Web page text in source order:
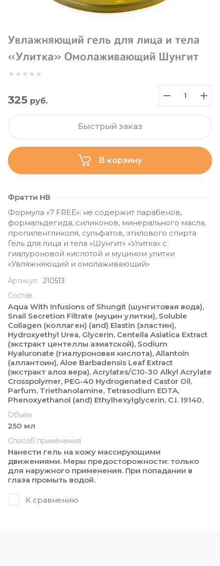
Увлажняющий гель для лица и тела
«Улитка» Омолаживающий Шунгит
325 руб.
В корзину
Быстрый заказ
Фратти НВ
Формула «7 FREE»: не содержит парабенов,
формальдегида, силиконов, минерального масла,
пропиленгликоля, сульфатов, этилового спирта
Гель для лица и тела «Шунгит» «Улитка» c
гиалуроновой кислотой и муцином улитки
«Увляжняющий и омолаживающий»
Артикул: 210513
Состав
Aqua With Infusions of Shungit (шунгитовая вода),
Snail Secretion Filtrate (муцин улитки), Soluble
Collagen (коллаген) (and) Elastin (эластин),
Hydroxyethyl Urea, Glycerin, Centella Asiatica Extract
(экстракт центеллы азиатской), Sodium
Hyaluronate (гиалуроновая кислота), Allantoin
(аллантоин), Aloe Barbadensis Leaf Extract
(экстракт алоэ вера), Acrylates/C10-30 Alkyl Acrylate
Crosspolymer, PEG-40 Hydrogenated Castor Oil,
Parfum, Triethanolamine, Tetrasodium EDTA,
Phenoxyethanol (and) Ethylhexylglycerin, C.I. 19140.
Объём
250 мл
Способ применения
Нанести гель на кожу массирующими
движениями. Меры предосторожности: только
для наружного применения. При попадании в
глаза промыть водой.
К сравнению